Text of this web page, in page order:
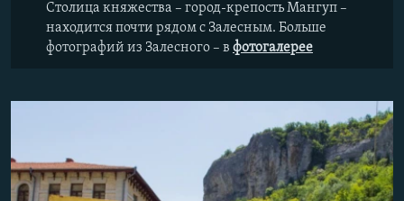
Столица княжества – город-крепость Мангуп –
находится почти рядом с Залесным. Больше
фотографий из Залесного – в фотогалерее